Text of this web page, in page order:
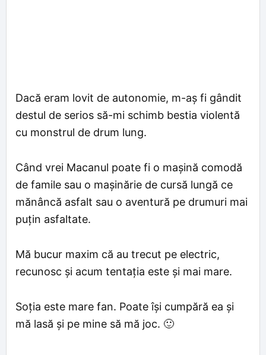
Dacă eram lovit de autonomie, m-aș fi gândit
destul de serios să-mi schimb bestia violentă
cu monstrul de drum lung.
Când vrei Macanul poate fi o mașină comodă
de famile sau o mașinărie de cursă lungă ce
mănâncă asfalt sau o aventură pe drumuri mai
puțin asfaltate.
Mă bucur maxim că au trecut pe electric,
recunosc și acum tentația este și mai mare.
Soția este mare fan. Poate își cumpără ea și
mă lasă și pe mine să mă joc. 🙂